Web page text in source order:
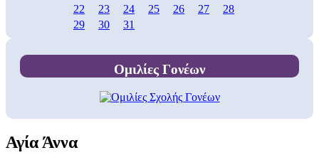
22
23 24 25 26 27
28
29
30 31
Ομιλίες Γονέων
Αγία Άννα